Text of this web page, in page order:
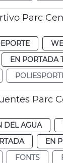
Parc
EN PORTADA
Parc
DEL AGUA
EN
FONTS